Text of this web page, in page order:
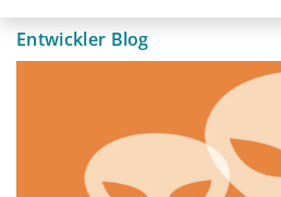
Entwickler Blog